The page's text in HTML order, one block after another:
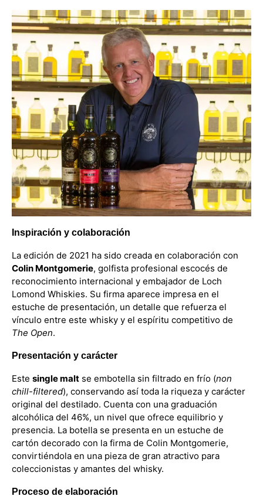
Inspiración y colaboración
La edición de 2021 ha sido creada en colaboración con
Colin Montgomerie, golfista profesional escocés de
reconocimiento internacional y embajador de Loch
Lomond Whiskies. Su firma aparece impresa en el
estuche de presentación, un detalle que refuerza el
vínculo entre este whisky y el espíritu competitivo de
The Open.
Presentación y carácter
Este single malt se embotella sin filtrado en frío (non
chill-filtered), conservando así toda la riqueza y carácter
original del destilado. Cuenta con una graduación
alcohólica del 46%, un nivel que ofrece equilibrio y
presencia. La botella se presenta en un estuche de
cartón decorado con la firma de Colin Montgomerie,
convirtiéndola en una pieza de gran atractivo para
coleccionistas y amantes del whisky.
Proceso de elaboración